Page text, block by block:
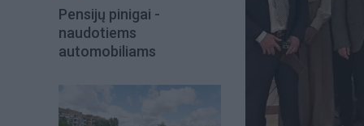
Pensijų pinigai -
naudotiems
automobiliams